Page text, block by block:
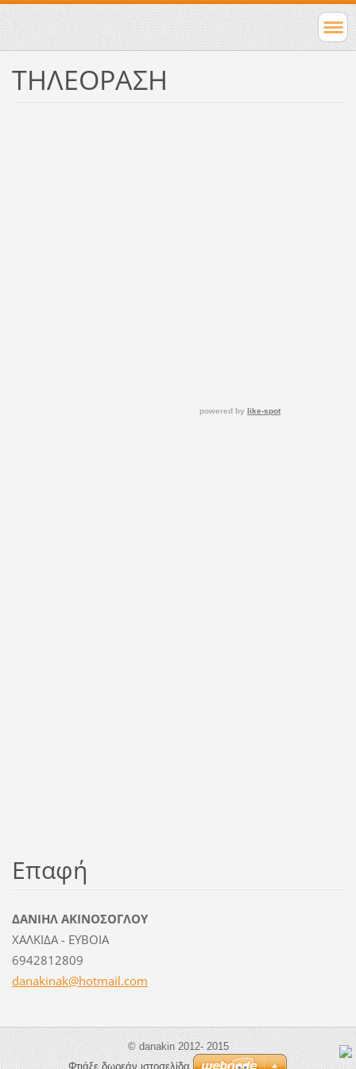
ΤΗΛΕΟΡΑΣΗ
powered by like-spot
Επαφή
ΔΑΝΙΗΛ ΑΚΙΝΟΣΟΓΛΟΥ
ΧΑΛΚΙΔΑ - ΕΥΒΟΙΑ
6942812809
danakinak@hotmail.com
© danakin 2012- 2015
Φτιάξε δωρεάν ιστοσελίδα